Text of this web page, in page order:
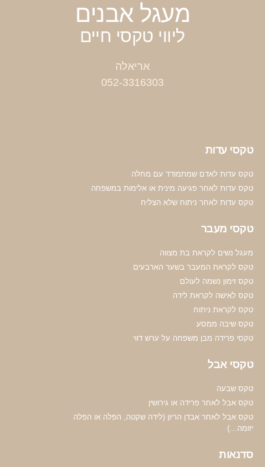
מעגל אבנים
ליווי טקסי חיים
052-3316303⁩
טקסי עדות
טקס עדות לאדם שמתמודד עם מחלה
טקס עדות לאחר פגיעה מינית או אלימות במשפחה
טקס עדות לאחר ניתוח שלא הצליח
טקסי מעבר
מעגל נשים לקראת בת מצווה
טקס לקראת המעבר בשער הארבעים
טקס זימון נשמה לעולם
טקס לאישה לקראת לידה
טקס לקראת ניתוח
טקס שיבה ממסע
טקסי פרידה מבן משפחה על ערש דווי
טקסי אבל
טקס שבעה
טקס אבל לאחר פרידה או גירושין
טקס אבל לאחר אבדן הריון (לידה שקטה, הפלה או הפלה
יזומה…)
סדנאות